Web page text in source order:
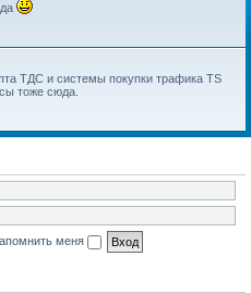
ТДС и системы покупки трафика TS
тоже сюда.
меня